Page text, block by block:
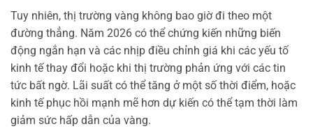
Tuy nhiên, thị trường vàng không bao giờ đi theo một
đường thẳng. Năm 2026 có thể chứng kiến những biến
động ngắn hạn và các nhịp điều chỉnh giá khi các yếu tố
kinh tế thay đổi hoặc khi thị trường phản ứng với các tin
tức bất ngờ. Lãi suất có thể tăng ở một số thời điểm, hoặc
kinh tế phục hồi mạnh mẽ hơn dự kiến có thể tạm thời làm
giảm sức hấp dẫn của vàng.